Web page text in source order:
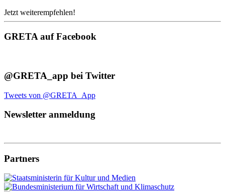
Jetzt weiterempfehlen!
GRETA auf Facebook
@GRETA_app bei Twitter
Tweets von @GRETA_App
Newsletter anmeldung
Partners